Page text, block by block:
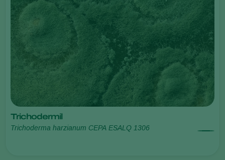
Trichodermil
Trichoderma harzianum CEPA ESALQ 1306